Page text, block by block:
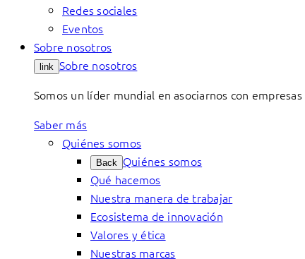
Redes sociales
Eventos
Sobre nosotros
link Sobre nosotros
Somos un líder mundial en asociarnos con
Saber más
Quiénes somos
Back Quiénes somos
Qué hacemos
Nuestra manera de trabajar
Ecosistema de innovación
Valores y ética
Nuestras marcas